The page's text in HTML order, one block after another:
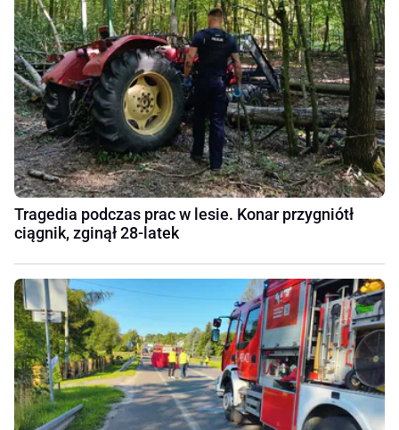
Tragedia podczas prac w lesie. Konar przygniótł
ciągnik, zginął 28-latek